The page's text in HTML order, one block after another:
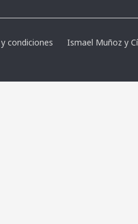
condiciones Ismael Muñoz y